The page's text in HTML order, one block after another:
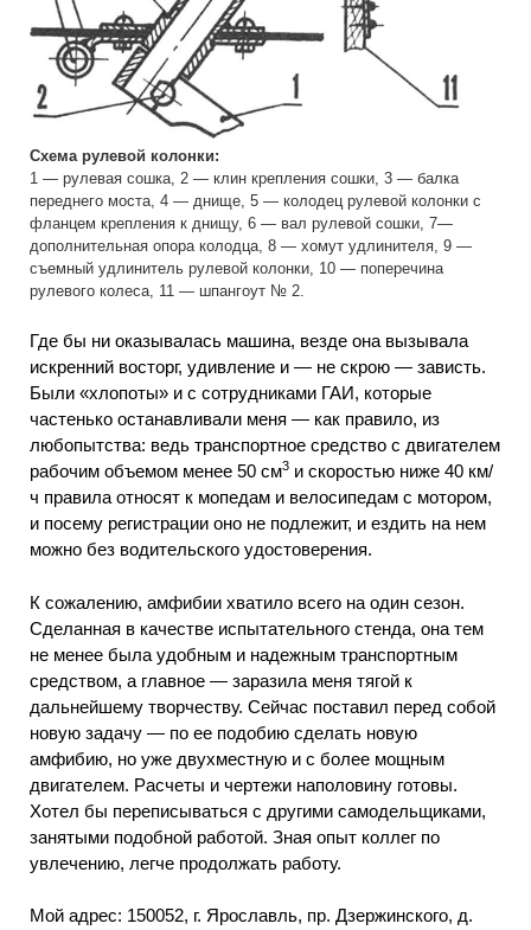
Схема рулевой колонки:
1 — рулевая сошка, 2 — клин крепления сошки, 3 — балка
переднего моста, 4 — днище, 5 — колодец рулевой колонки с
фланцем крепления к днищу, 6 — вал рулевой сошки, 7—
дополнительная опора колодца, 8 — хомут удлинителя, 9 —
съемный удлинитель рулевой колонки, 10 — поперечина
рулевого колеса, 11 — шпангоут № 2.
Где бы ни оказывалась машина, везде она вызывала
искренний восторг, удивление и — не скрою — зависть.
Были «хлопоты» и с сотрудниками ГАИ, которые
частенько останавливали меня — как правило, из
любопытства: ведь транспортное средство с двигателем
рабочим объемом менее 50 см3 и скоростью ниже 40 км/
ч правила относят к мопедам и велосипедам с мотором,
и посему регистрации оно не подлежит, и ездить на нем
можно без водительского удостоверения.
К сожалению, амфибии хватило всего на один сезон.
Сделанная в качестве испытательного стенда, она тем
не менее была удобным и надежным транспортным
средством, а главное — заразила меня тягой к
дальнейшему творчеству. Сейчас поставил перед собой
новую задачу — по ее подобию сделать новую
амфибию, но уже двухместную и с более мощным
двигателем. Расчеты и чертежи наполовину готовы.
Хотел бы переписываться с другими самодельщиками,
занятыми подобной работой. Зная опыт коллег по
увлечению, легче продолжать работу.
Мой адрес: 150052, г. Ярославль, пр. Дзержинского, д.